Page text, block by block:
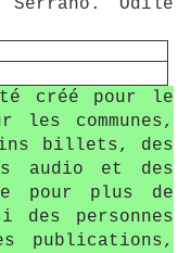
Odile
créé pour le
les communes,
billets, des
audio et des
pour plus de
des personnes
publications,